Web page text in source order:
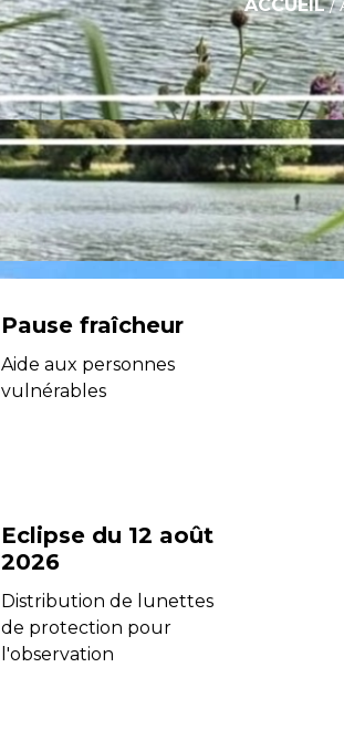
ACCUEIL/
Pause fraîcheur
Aide aux personnes
vulnérables
Eclipse du 12 août
2026
Distribution de lunettes
de protection pour
l'observation